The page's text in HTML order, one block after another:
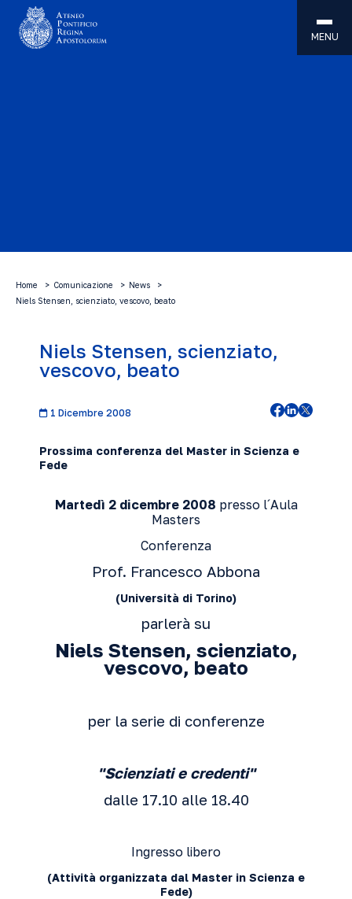
MENU
Home Comunicazione
News
Niels Stensen, scienziato, vescovo, beato
Niels Stensen, scienziato,
vescovo, beato
1 Dicembre 2008
Prossima conferenza del Master in Scienza e
Fede
Martedì 2 dicembre 2008 presso l´Aula
Masters
Conferenza
Prof. Francesco Abbona
(Università di Torino)
parlerà su
Niels Stensen, scienziato,
vescovo, beato
per la serie di conferenze
"Scienziati e credenti"
dalle 17.10 alle 18.40
Ingresso libero
(Attività organizzata dal Master in Scienza e
Fede)